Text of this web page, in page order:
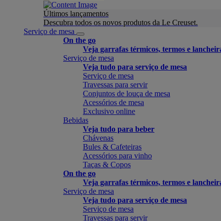
Últimos lançamentos
Descubra todos os novos produtos da Le Creuset.
Serviço de mesa
On the go
Veja garrafas térmicos, termos e
Serviço de mesa
Veja tudo para serviço de mesa
Serviço de mesa
Travessas para servir
Conjuntos de louça de mesa
Acessórios de mesa
Exclusivo online
Bebidas
Veja tudo para beber
Chávenas
Bules & Cafeteiras
Acessórios para vinho
Taças & Copos
On the go
Veja garrafas térmicos, termos e
Serviço de mesa
Veja tudo para serviço de mesa
Serviço de mesa
Travessas para servir